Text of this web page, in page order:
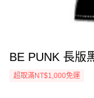
BE PUNK 長版
超取滿NT$1,000免運